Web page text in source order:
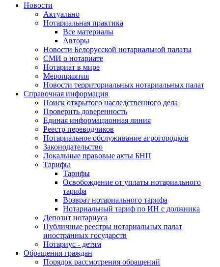
Новости
Актуально
Нотариальная практика
Все материалы
Авторы
Новости Белорусской нотариальной палаты
СМИ о нотариате
Нотариат в мире
Мероприятия
Новости территориальных нотариальных палат
Справочная информация
Поиск открытого наследственного дела
Проверить доверенность
Единая информационная линия
Реестр переводчиков
Нотариальное обслуживание агрогородков
Законодательство
Локальные правовые акты БНП
Тарифы
Тарифы
Освобождение от уплаты нотариального
тарифа
Возврат нотариального тарифа
Нотариальный тариф по ИН с должника
Депозит нотариуса
Публичные реестры нотариальных палат
иностранных государств
Нотариус - детям
Обращения граждан
Порядок рассмотрения обращений